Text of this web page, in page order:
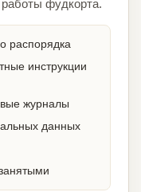
работы фудкорта.
распорядка
инструкции
журналы
данных